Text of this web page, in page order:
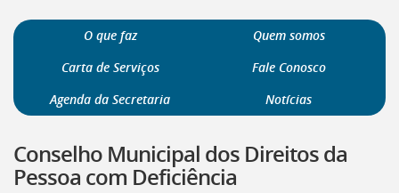
acessibilidade
para
a
inicial
Portal
O que faz
Quem somos
Carta de Serviços
Fale Conosco
Agenda da Secretaria
Notícias
Conselho Municipal dos Direitos da
Pessoa com Deficiência